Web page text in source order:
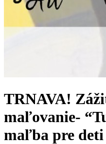
TRNAVA!
maľovanie-
maľba pre deti